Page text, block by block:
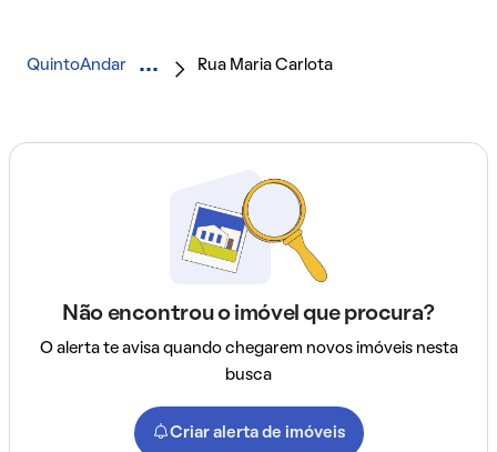
QuintoAndar Rua Maria Carlota
Não encontrou o imóvel que procura?
O alerta te avisa quando chegarem novos imóveis nesta
busca
Criar alerta de imóveis